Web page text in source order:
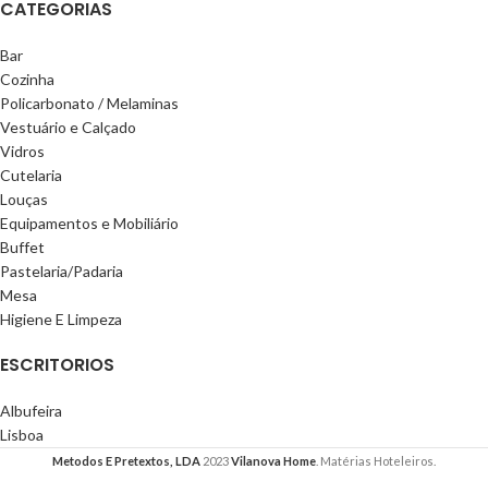
CATEGORIAS
Bar
Cozinha
Policarbonato / Melaminas
Vestuário e Calçado
Vidros
Cutelaria
Louças
Equipamentos e Mobiliário
Buffet
Pastelaria/Padaria
Mesa
Higiene E Limpeza
ESCRITORIOS
Albufeira
Lisboa
Metodos E Pretextos, LDA 2023Vilanova Home . Matérias Hoteleiros.